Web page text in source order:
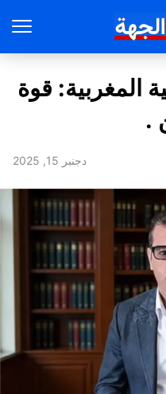
المغربية: قوة
.
دجنبر 15, 2025